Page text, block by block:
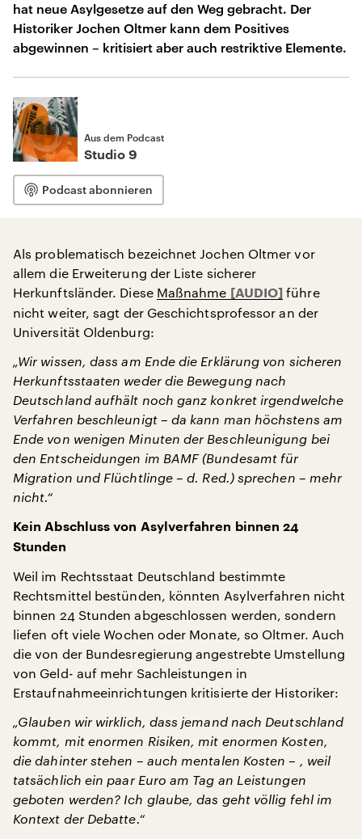
hat neue Asylgesetze auf den Weg gebracht. Der
Historiker Jochen Oltmer kann dem Positives
abgewinnen – kritisiert aber auch restriktive Elemente.
Aus dem Podcast
Studio 9
Podcast abonnieren
Als problematisch bezeichnet Jochen Oltmer vor
allem die Erweiterung der Liste sicherer
Herkunftsländer. Diese Maßnahme
führe
nicht weiter, sagt der Geschichtsprofessor an der
Universität Oldenburg:
„Wir wissen, dass am Ende die Erklärung von sicheren
Herkunftsstaaten weder die Bewegung nach
Deutschland aufhält noch ganz konkret irgendwelche
Verfahren beschleunigt – da kann man höchstens am
Ende von wenigen Minuten der Beschleunigung bei
den Entscheidungen im BAMF (Bundesamt für
Migration und Flüchtlinge – d. Red.) sprechen – mehr
nicht.“
Kein Abschluss von Asylverfahren binnen 24
Stunden
Weil im Rechtsstaat Deutschland bestimmte
Rechtsmittel bestünden, könnten Asylverfahren nicht
binnen 24 Stunden abgeschlossen werden, sondern
liefen oft viele Wochen oder Monate, so Oltmer. Auch
die von der Bundesregierung angestrebte Umstellung
von Geld- auf mehr Sachleistungen in
Erstaufnahmeeinrichtungen kritisierte der Historiker:
„Glauben wir wirklich, dass jemand nach Deutschland
kommt, mit enormen Risiken, mit enormen Kosten,
die dahinter stehen – auch mentalen Kosten – , weil
tatsächlich ein paar Euro am Tag an Leistungen
geboten werden? Ich glaube, das geht völlig fehl im
Kontext der Debatte.“